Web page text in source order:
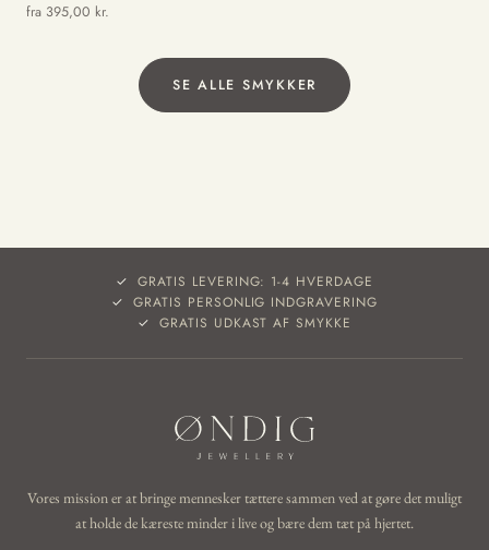
fra 395,00 kr.
SE ALLE SMYKKER
GRATIS LEVERING: 1-4 HVERDAGE
GRATIS PERSONLIG INDGRAVERING
GRATIS UDKAST AF SMYKKE
Vores mission er at bringe mennesker tættere sammen ved at gøre det muligt
at holde de kæreste minder i live og bære dem tæt på hjertet.